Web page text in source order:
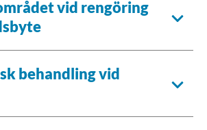
vid rengöring
behandling vid